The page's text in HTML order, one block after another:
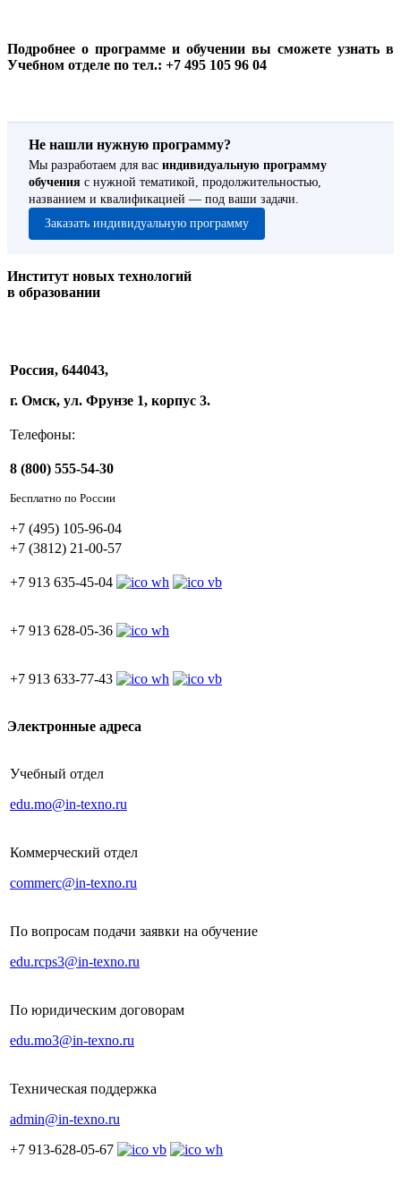
Подробнее о программе и обучении вы сможете узнать в
Учебном отделе по тел.: +7 495 105 96 04
Не нашли нужную программу?
Мы разработаем для вас индивидуальную программу
обучения с нужной тематикой, продолжительностью,
названием и квалификацией — под ваши задачи.
Заказать индивидуальную программу
Институт новых технологий
в образовании
Россия, 644043,
г. Омск, ул. Фрунзе 1, корпус 3.
Телефоны:
8 (800) 555-54-30
Бесплатно по России
+7 (495) 105-96-04
+7 (3812) 21-00-57
+7 913 635-45-04
+7 913 628-05-36
+7 913 633-77-43
Электронные адреса
Учебный отдел
edu.mo@in-texno.ru
Коммерческий отдел
commerc@in-texno.ru
По вопросам подачи заявки на обучение
edu.rcps3@in-texno.ru
По юридическим договорам
edu.mo3@in-texno.ru
Техническая поддержка
admin@in-texno.ru
+7 913-628-05-67